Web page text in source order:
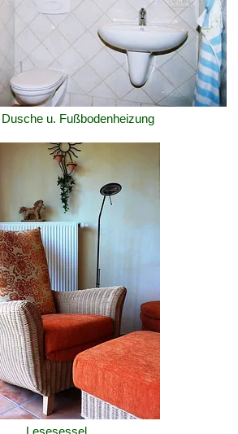
u. Fußbodenheizung
Lesesessel